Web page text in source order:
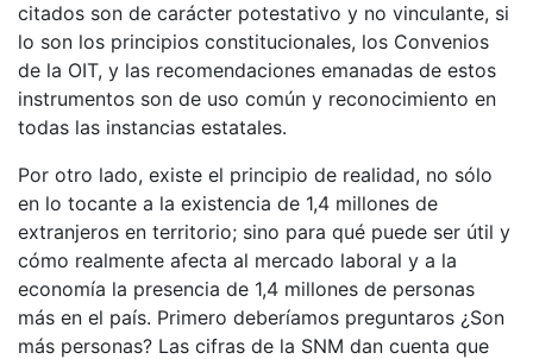
citados son de carácter potestativo y no vinculante, si
lo son los principios constitucionales, los Convenios
de la OIT, y las recomendaciones emanadas de estos
instrumentos son de uso común y reconocimiento en
todas las instancias estatales.
Por otro lado, existe el principio de realidad, no sólo
en lo tocante a la existencia de 1,4 millones de
extranjeros en territorio; sino para qué puede ser útil y
cómo realmente afecta al mercado laboral y a la
economía la presencia de 1,4 millones de personas
más en el país. Primero deberíamos preguntaros ¿Son
más personas? Las cifras de la SNM dan cuenta que